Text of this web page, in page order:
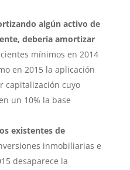
algún activo de
debería amortizar
mínimos en 2014
en 2015 la aplicación
capitalización cuyo
un 10% la base
existentes de
inmobiliarias e
desaparece la